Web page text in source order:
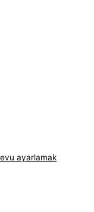
ayarlamak